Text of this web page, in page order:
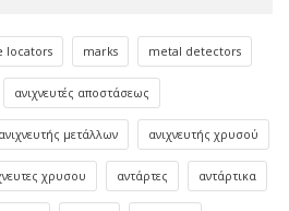
locators marks metal detectors
ανιχνευτές αποστάσεως
ανιχνευτής μετάλλων ανιχνευτής χρυσού
χρυσου αντάρτες αντάρτικα